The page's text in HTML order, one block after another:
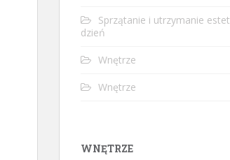
Sprzątanie i utrzymanie
dzień
Wnętrze
Wnętrze
WNĘTRZE